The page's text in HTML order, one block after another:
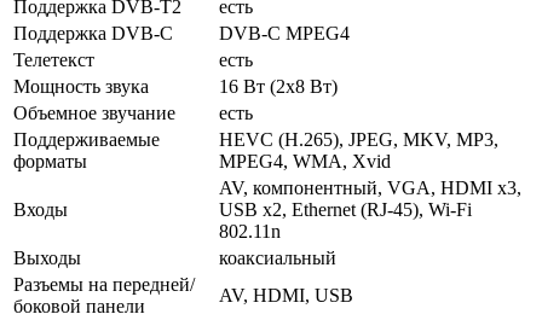
Поддержка DVB-T2
есть
Поддержка DVB-C
DVB-C MPEG4
Телетекст
есть
Мощность звука
16 Вт (2х8 Вт)
Объемное звучание
есть
Поддерживаемые
форматы
HEVC (H.265), JPEG, MKV, MP3,
MPEG4, WMA, Xvid
Входы
AV, компонентный, VGA, HDMI x3,
USB x2, Ethernet (RJ-45), Wi-Fi
802.11n
Выходы
коаксиальный
Разъемы на передней/
боковой панели
AV, HDMI, USB